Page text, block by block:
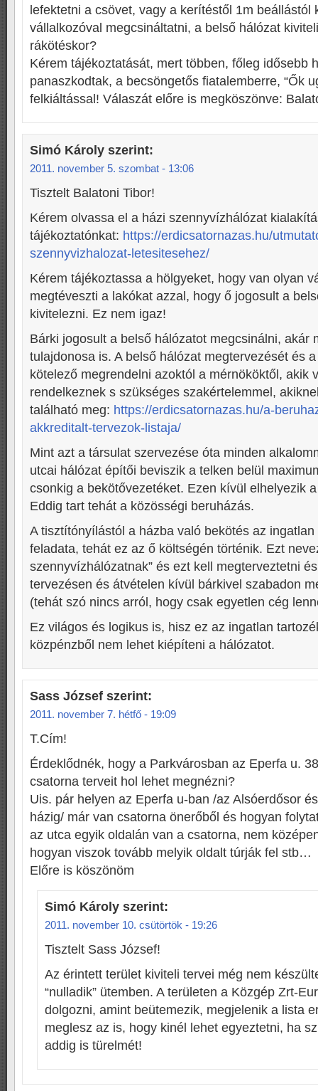
lefektetni a csövet, vagy a kerítéstől 1m beállástól
vállalkozóval megcsináltatni, a belső hálózat
rákötéskor?
Kérem tájékoztatását, mert többen, főleg idősebb
panaszkodtak, a becsöngetős fiatalemberre, “Ők
felkiáltással! Válaszát előre is megköszönve:
Simó Károly szerint:
2011. november 5. szombat - 13:06
Tisztelt Balatoni Tibor!
Kérem olvassa el a házi szennyvízhálózat
tájékoztatónkat: https://erdicsatornazas.hu/
szennyvizhalozat-letesitesehez/
Kérem tájékoztassa a hölgyeket, hogy van olyan
megtéveszti a lakókat azzal, hogy ő jogosult a
kivitelezni. Ez nem igaz!
Bárki jogosult a belső hálózatot megcsinálni, akár
tulajdonosa is. A belső hálózat megtervezését és
kötelező megrendelni azoktól a mérnököktől, akik
rendelkeznek s szükséges szakértelemmel,
található meg: https://erdicsatornazas.hu/a-
akkreditalt-tervezok-listaja/
Mint azt a társulat szervezése óta minden
utcai hálózat építői beviszik a telken belül
csonkig a bekötővezetéket. Ezen kívül elhelyezik
Eddig tart tehát a közösségi beruházás.
A tisztítónyílástól a házba való bekötés az
feladata, tehát ez az ő költségén történik. Ezt
szennyvízhálózatnak” és ezt kell megterveztetni
tervezésen és átvételen kívül bárkivel szabadon
(tehát szó nincs arról, hogy csak egyetlen cég
Ez világos és logikus is, hisz ez az ingatlan
közpénzből nem lehet kiépíteni a hálózatot.
Sass József szerint:
2011. november 7. hétfő - 19:09
T.Cím!
Érdeklődnék, hogy a Parkvárosban az Eperfa u.
csatorna terveit hol lehet megnézni?
Uis. pár helyen az Eperfa u-ban /az Alsóerdősor
házig/ már van csatorna önerőből és hogyan
az utca egyik oldalán van a csatorna, nem
hogyan viszok tovább melyik oldalt túrják fel stb…
Előre is köszönöm
Simó Károly szerint:
2011. november 10. csütörtök - 19:26
Tisztelt Sass József!
Az érintett terület kiviteli tervei még nem
“nulladik” ütemben. A területen a Közgép Zrt-
dolgozni, amint beütemezik, megjelenik a lista
meglesz az is, hogy kinél lehet egyeztetni, ha
addig is türelmét!